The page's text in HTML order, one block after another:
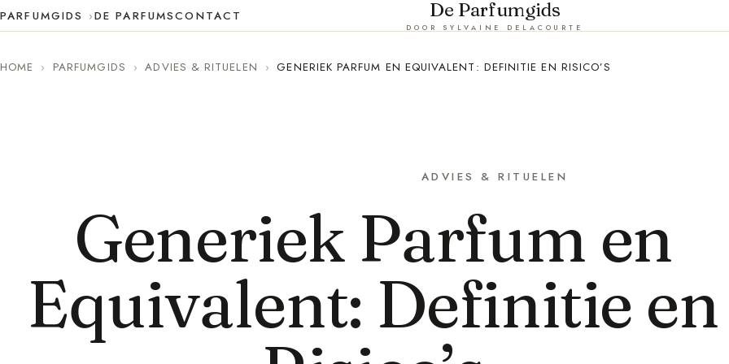
PARFUMGIDS DE PARFUMSCONTACT De Parfumgids
DOOR SYLVAINE DELACOURTE
HOME › PARFUMGIDS › ADVIES & RITUELEN › GENERIEK PARFUM EN EQUIVALENT: DEFINITIE EN RISICO’S
ADVIES & RITUELEN
Generiek Parfum en
Equivalent: Definitie en